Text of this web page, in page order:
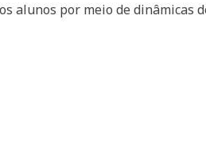
alunos por meio de dinâmicas